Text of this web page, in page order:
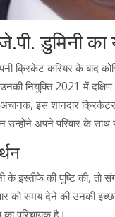
डुमिनी का
क्रिकेट करियर के बाद
नियुक्ति 2021 में दक्षिण
इस शानदार
उन्होंने अपने परिवार के
के इस्तीफे की पुष्टि की,
को समय देने की उनकी